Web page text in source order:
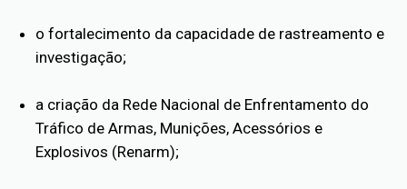
o fortalecimento da capacidade de rastreamento e
investigação;
a criação da Rede Nacional de Enfrentamento do
Tráfico de Armas, Munições, Acessórios e
Explosivos (Renarm);